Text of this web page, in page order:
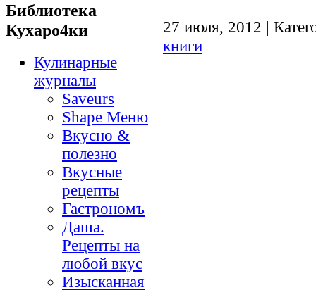
Библиотека
Кухаро4ки
Кулинарные
журналы
Saveurs
Shape Меню
Вкусно &
полезно
Вкусные
рецепты
Гастрономъ
Даша.
Рецепты на
любой вкус
Изысканная
27 июля, 2012 |
книги